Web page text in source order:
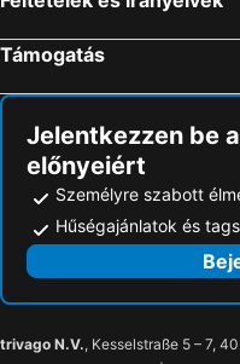
Támogatás
Jelentkezzen be
előnyeiért
Személyre szabott
Hűségajánlatok és
trivago N.V., Kesselstraße 5 – 7,